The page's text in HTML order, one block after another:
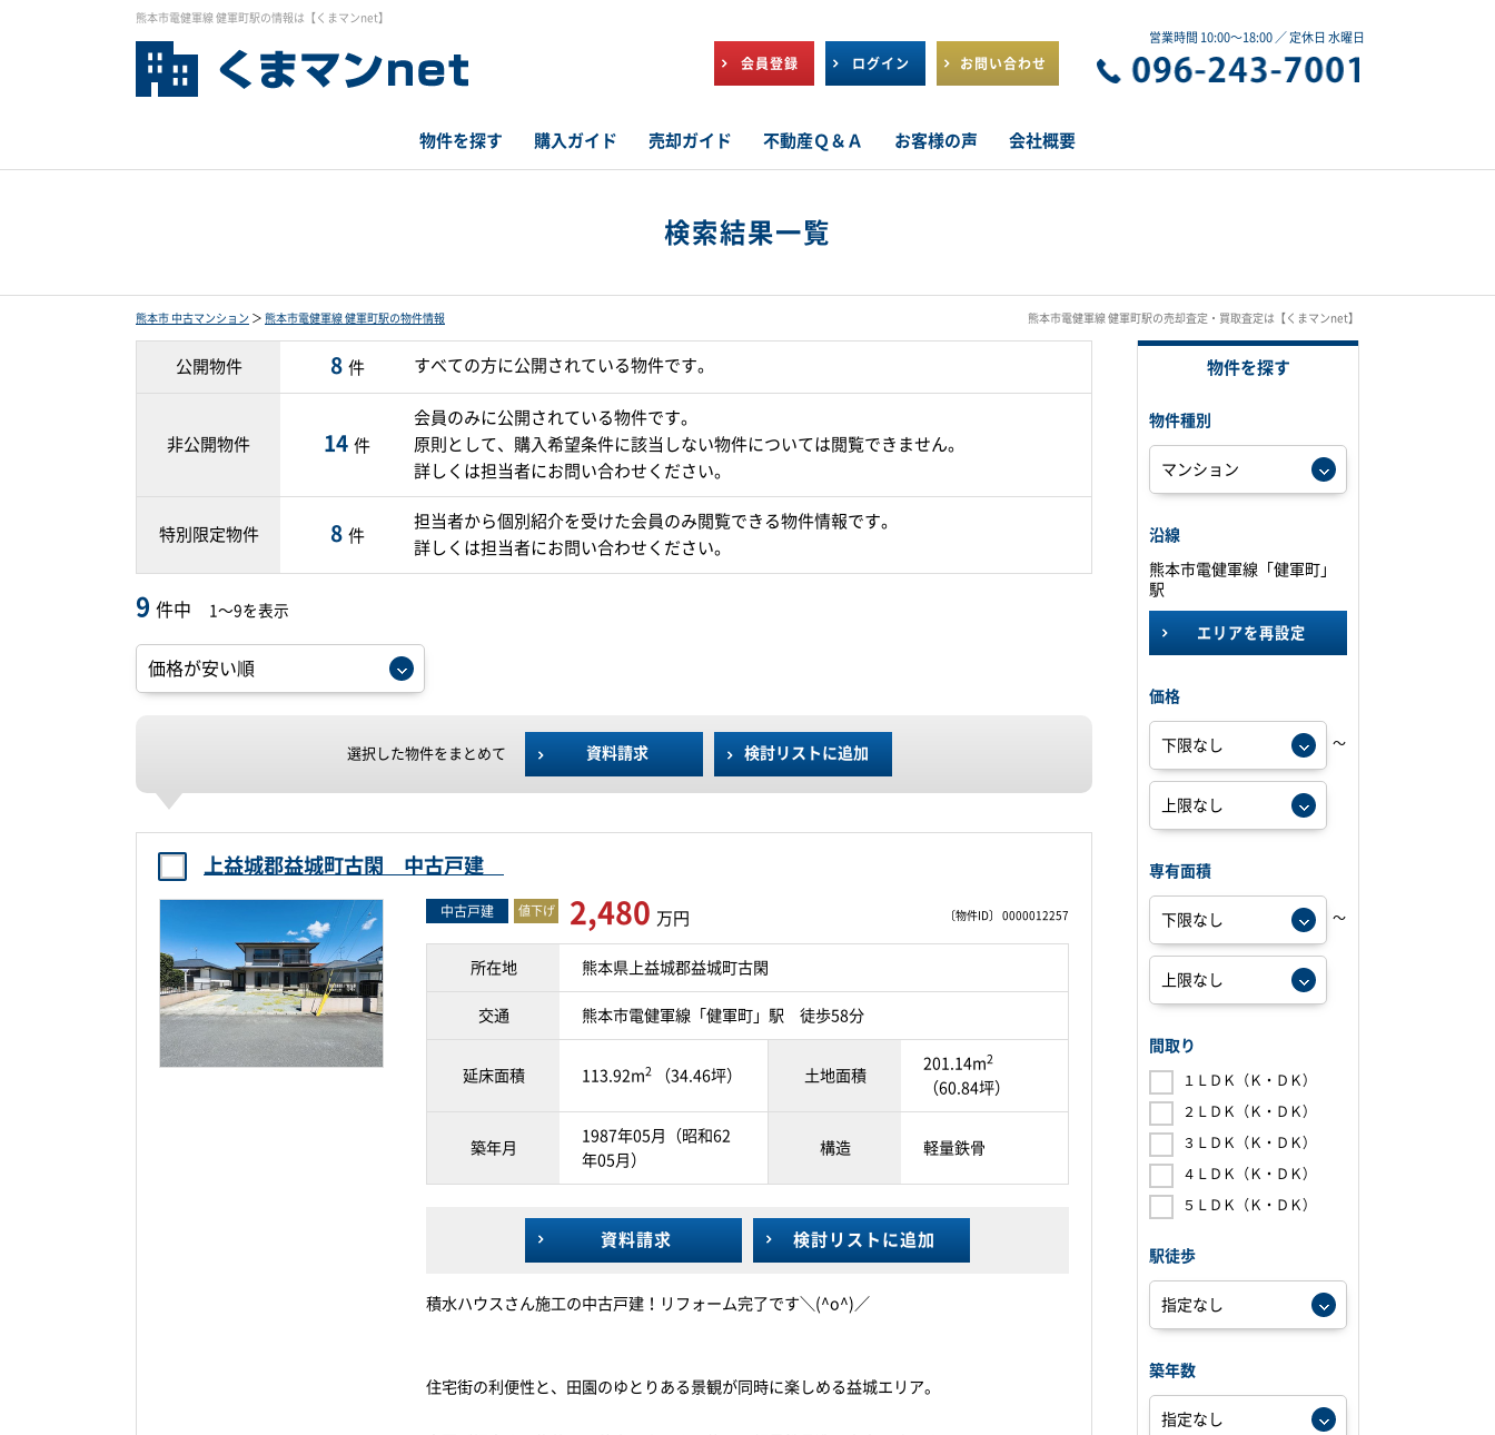
熊本市電健軍線 健軍町駅の情報は【くまマンnet】
会員登録 ログイン お問い合わせ
営業時間 10:00～18:00 ／ 定休日 水曜日
物件を探す 購入ガイド 売却ガイド 不動産Ｑ＆Ａ お客様の声 会社概要
検索結果一覧
熊本市 中古マンション ＞ 熊本市電健軍線 健軍町駅の物件情報 熊本市電健軍線 健軍町駅の売却査定・買取査定は【くまマンnet】
公開物件 8 件 すべての方に公開されている物件です。
非公開物件 14 件
会員のみに公開されている物件です。
原則として、購入希望条件に該当しない物件については閲覧できません。
詳しくは担当者にお問い合わせください。
特別限定物件 8 件
担当者から個別紹介を受けた会員のみ閲覧できる物件情報です。
詳しくは担当者にお問い合わせください。
9 件中 1～9を表示
選択した物件をまとめて 資料請求 検討リストに追加
上益城郡益城町古閑 中古戸建
〔物件ID〕 0000012257
中古戸建 値下げ 2,480 万円
所在地 熊本県上益城郡益城町古閑
交通 熊本市電健軍線「健軍町」駅 徒歩58分
延床面積 113.92m2 （34.46坪） 土地面積
201.14m2
（60.84坪）
築年月
1987年05月（昭和62
年05月）
構造 軽量鉄骨
資料請求 検討リスト に追加
積水ハウスさん施工の中古戸建！リフォーム完了です＼(^o^)／
住宅街の利便性と、田園のゆとりある景観が同時に楽しめる益城エリア。
物件を探す
物件種別
沿線
熊本市電健軍線「健軍町」
駅
エリアを再設定
価格
～
専有面積
～
間取り
１ＬＤＫ（Ｋ・ＤＫ）
２ＬＤＫ（Ｋ・ＤＫ）
３ＬＤＫ（Ｋ・ＤＫ）
４ＬＤＫ（Ｋ・ＤＫ）
５ＬＤＫ（Ｋ・ＤＫ）
駅徒歩
築年数